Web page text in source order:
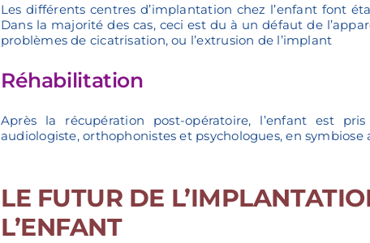
Les différents centres d’implantation chez l’enfant font
Dans la majorité des cas, ceci est du à un défaut de
problèmes de cicatrisation, ou l’extrusion de l’implant
Réhabilitation
Après la récupération post-opératoire, l’enfant est
audiologiste, orthophonistes et psychologues, en symbiose
LE FUTUR DE
L’ENFANT